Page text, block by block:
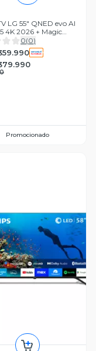
LG 55" QNED evo AI
4K 2026 + Magic
Control
0(0)
Promocionado